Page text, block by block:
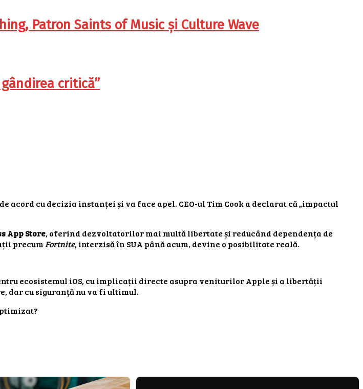
Patron Saints of Music și Culture Wave
critică”
acord cu decizia instanței și va face apel. CEO-ul Tim Cook a declarat că „impactul
App Store, oferind dezvoltatorilor mai multă libertate și reducând dependența de
precum Fortnite, interzisă în SUA până acum, devine o posibilitate reală.
ecosistemul iOS, cu implicații directe asupra veniturilor Apple și a libertății
dar cu siguranță nu va fi ultimul.